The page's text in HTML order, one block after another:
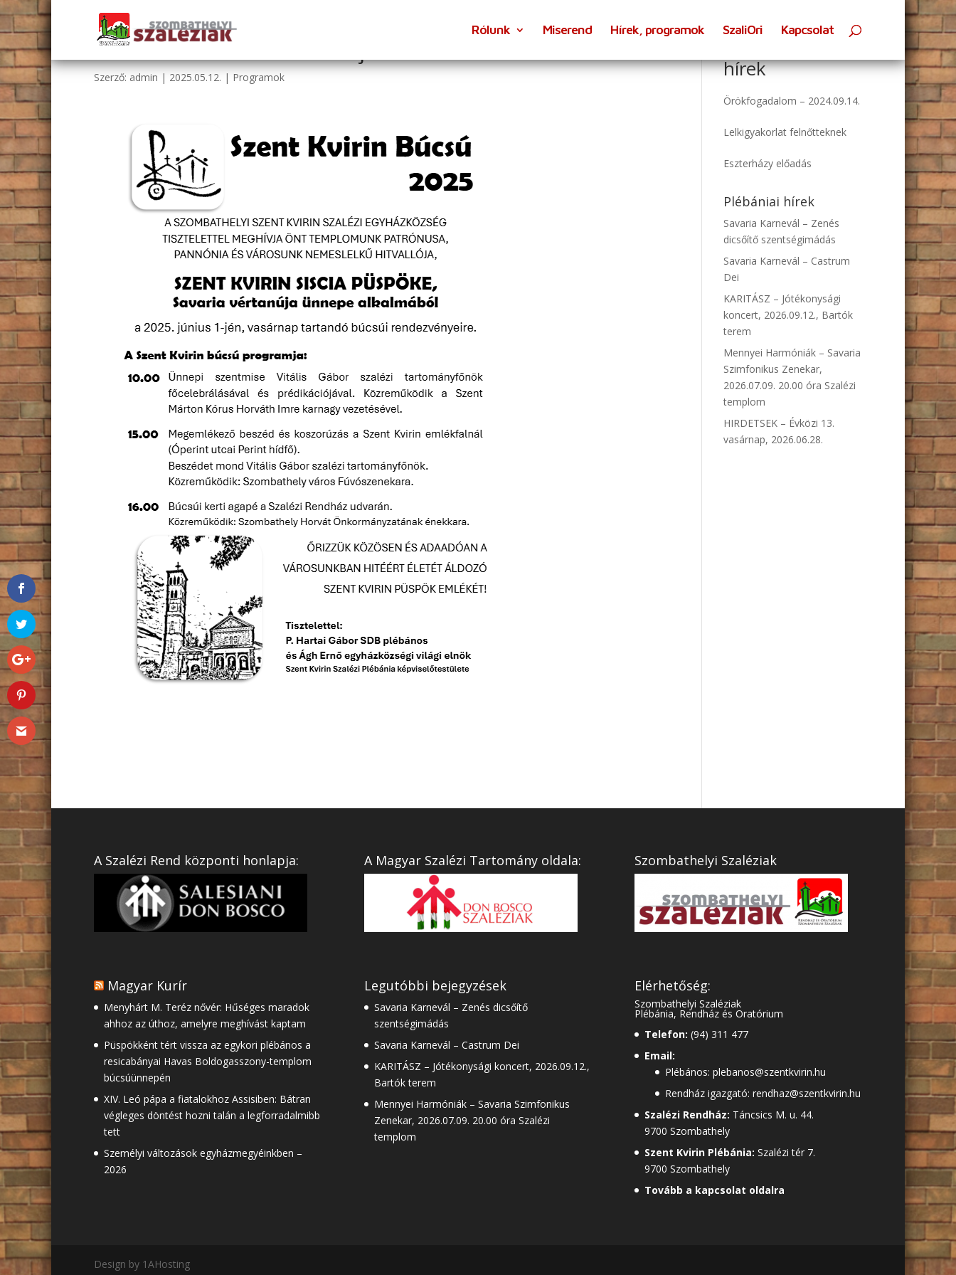
Rólunk Miserend Hírek, programok SzaliOri Kapcsolat
Szent Kvirin Búcsú – 2025. június 1.
Szerző: admin | 2025.05.12. | Programok hírek
Örökfogadalom – 2024.09.14.
Lelkigyakorlat felnőtteknek
Eszterházy előadás
Plébániai hírek
Savaria Karnevál – Zenés
dicsőítő szentségimádás
Savaria Karnevál – Castrum
Dei
KARITÁSZ – Jótékonysági
koncert, 2026.09.12., Bartók
terem
Mennyei Harmóniák – Savaria
Szimfonikus Zenekar,
2026.07.09. 20.00 óra Szalézi
templom
HIRDETSEK – Évközi 13.
vasárnap, 2026.06.28.
A Szalézi Rend központi honlapja:
Magyar Kurír
Menyhárt M. Teréz nővér: Hűséges maradok
ahhoz az úthoz, amelyre meghívást kaptam
Püspökként tért vissza az egykori plébános a
resicabányai Havas Boldogasszony-templom
búcsúünnepén
XIV. Leó pápa a fiatalokhoz Assisiben: Bátran
végleges döntést hozni talán a legforradalmibb
tett
Személyi változások egyházmegyéinkben –
2026
A Magyar Szalézi Tartomány oldala:
Legutóbbi bejegyzések
Savaria Karnevál – Zenés dicsőítő
szentségimádás
Savaria Karnevál – Castrum Dei
KARITÁSZ – Jótékonysági koncert, 2026.09.12.,
Bartók terem
Mennyei Harmóniák – Savaria Szimfonikus
Zenekar, 2026.07.09. 20.00 óra Szalézi
templom
Szombathelyi Szaléziak
Elérhetőség:
Szombathelyi Szaléziak
Plébánia, Rendház és Oratórium
Telefon: (94) 311 477
Email:
Plébános: plebanos@szentkvirin.hu
Rendház igazgató: rendhaz@szentkvirin.hu
Szalézi Rendház: Táncsics M. u. 44.
9700 Szombathely
Szent Kvirin Plébánia: Szalézi tér 7.
9700 Szombathely
Tovább a kapcsolat oldalra
Design by 1AHosting